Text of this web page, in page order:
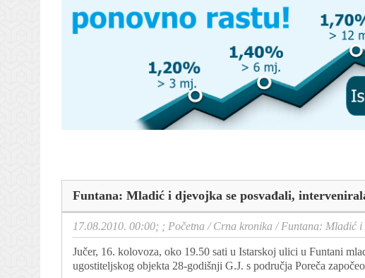
Funtana: Mladić i djevojka se posvađali,
17.08.2010. 00:00; ; Početna /Crna kronika /Funtana: Mladić i
Jučer, 16. kolovoza, oko 19.50 sati u Istarskoj ulici u Funtani
ugostiteljskog objekta 28-godišnji G.J. s područja Poreča